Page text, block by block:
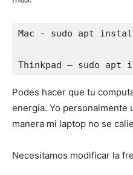
Mac - sudo apt
Thinkpad – sudo apt
Podes hacer que tu
energía. Yo personalmente
manera mi laptop no se
Necesitamos modificar la